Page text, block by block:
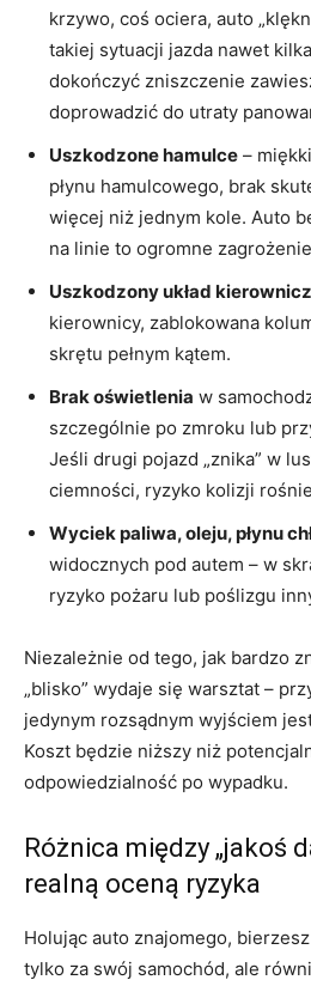
krzywo, coś ociera, auto
takiej sytuacji jazda nawet
dokończyć zniszczenie
doprowadzić do utraty
Uszkodzone hamulce –
płynu hamulcowego, brak
więcej niż jednym kole. Auto
na linie to ogromne
Uszkodzony układ
kierownicy, zablokowana
skrętu pełnym kątem.
Brak oświetlenia w
szczególnie po zmroku lub
Jeśli drugi pojazd „znika” w
ciemności, ryzyko kolizji
Wyciek paliwa, oleju, płynu
widocznych pod autem – w
ryzyko pożaru lub poślizgu
Niezależnie od tego, jak bardzo
„blisko” wydaje się warsztat –
jedynym rozsądnym wyjściem
Koszt będzie niższy niż
odpowiedzialność po wypadku.
Różnica między „jakoś
realną oceną ryzyka
Holując auto znajomego,
tylko za swój samochód, ale